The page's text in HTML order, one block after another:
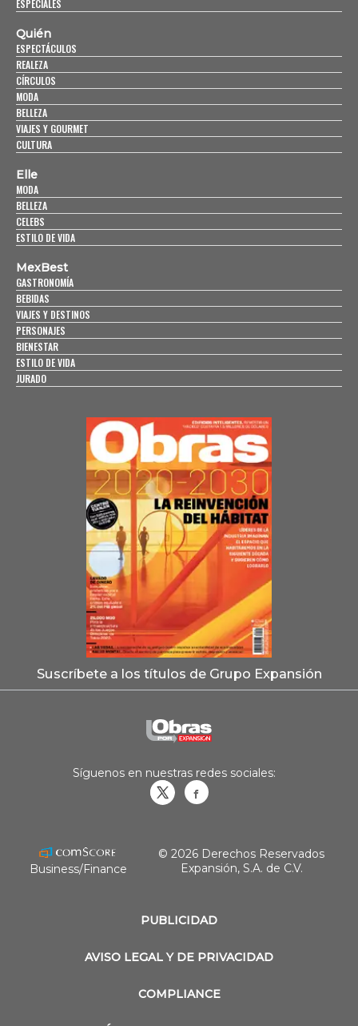
ESPECIALES
Quién
ESPECTÁCULOS
REALEZA
CÍRCULOS
MODA
BELLEZA
VIAJES Y GOURMET
CULTURA
Elle
MODA
BELLEZA
CELEBS
ESTILO DE VIDA
MexBest
GASTRONOMÍA
BEBIDAS
VIAJES Y DESTINOS
PERSONAJES
BIENESTAR
ESTILO DE VIDA
JURADO
Suscríbete a los títulos de Grupo Expansión
PUBLICIDAD
AVISO LEGAL Y DE PRIVACIDAD
COMPLIANCE
Síguenos en nuestras redes sociales:
Business/Finance
© 2026 Derechos Reservados
Expansión, S.A. de C.V.